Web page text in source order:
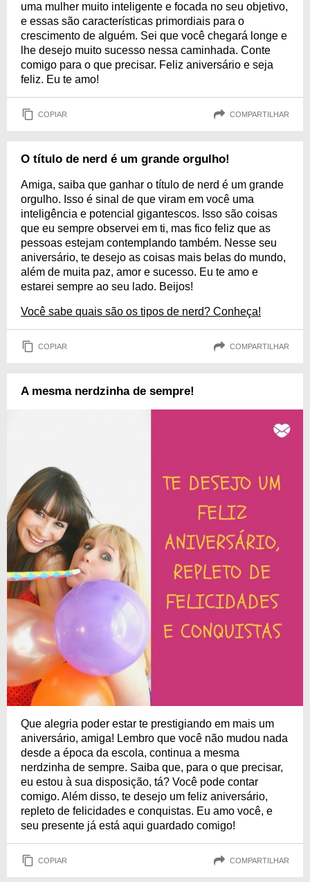
uma mulher muito inteligente e focada no seu objetivo,
e essas são características primordiais para o
crescimento de alguém. Sei que você chegará longe e
lhe desejo muito sucesso nessa caminhada. Conte
comigo para o que precisar. Feliz aniversário e seja
feliz. Eu te amo!
COPIAR COMPARTILHAR
O título de nerd é um grande orgulho!
Amiga, saiba que ganhar o título de nerd é um grande
orgulho. Isso é sinal de que viram em você uma
inteligência e potencial gigantescos. Isso são coisas
que eu sempre observei em ti, mas fico feliz que as
pessoas estejam contemplando também. Nesse seu
aniversário, te desejo as coisas mais belas do mundo,
além de muita paz, amor e sucesso. Eu te amo e
estarei sempre ao seu lado. Beijos!
Você sabe quais são os tipos de nerd? Conheça!
COPIAR COMPARTILHAR
A mesma nerdzinha de sempre!
Que alegria poder estar te prestigiando em mais um
aniversário, amiga! Lembro que você não mudou nada
desde a época da escola, continua a mesma
nerdzinha de sempre. Saiba que, para o que precisar,
eu estou à sua disposição, tá? Você pode contar
comigo. Além disso, te desejo um feliz aniversário,
repleto de felicidades e conquistas. Eu amo você, e
seu presente já está aqui guardado comigo!
COPIAR COMPARTILHAR